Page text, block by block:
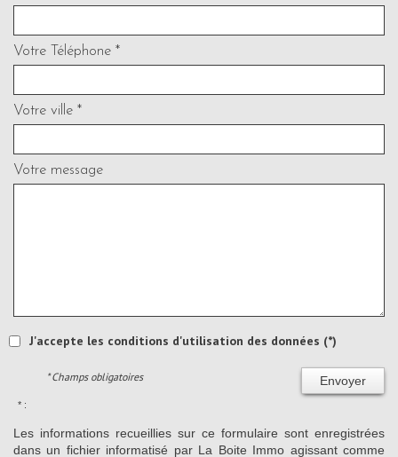
Votre Téléphone *
Votre ville *
Votre message
J'accepte les conditions d'utilisation des données (*)
Envoyer
* Champs obligatoires
* :
Les informations recueillies sur ce formulaire sont enregistrées
dans un fichier informatisé par La Boite Immo agissant comme